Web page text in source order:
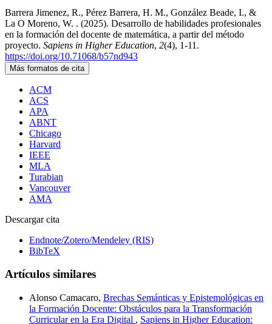
Barrera Jimenez, R., Pérez Barrera, H. M., González Beade, I., &
La O Moreno, W. . (2025). Desarrollo de habilidades profesionales
en la formación del docente de matemática, a partir del método
proyecto. Sapiens in Higher Education, 2(4), 1-11.
https://doi.org/10.71068/b57nd943
Más formatos de cita
ACM
ACS
APA
ABNT
Chicago
Harvard
IEEE
MLA
Turabian
Vancouver
AMA
Descargar cita
Endnote/Zotero/Mendeley (RIS)
BibTeX
Artículos similares
Alonso Camacaro, Brechas Semánticas y Epistemológicas en
la Formación Docente: Obstáculos para la Transformación
Curricular en la Era Digital , Sapiens in Higher Education: